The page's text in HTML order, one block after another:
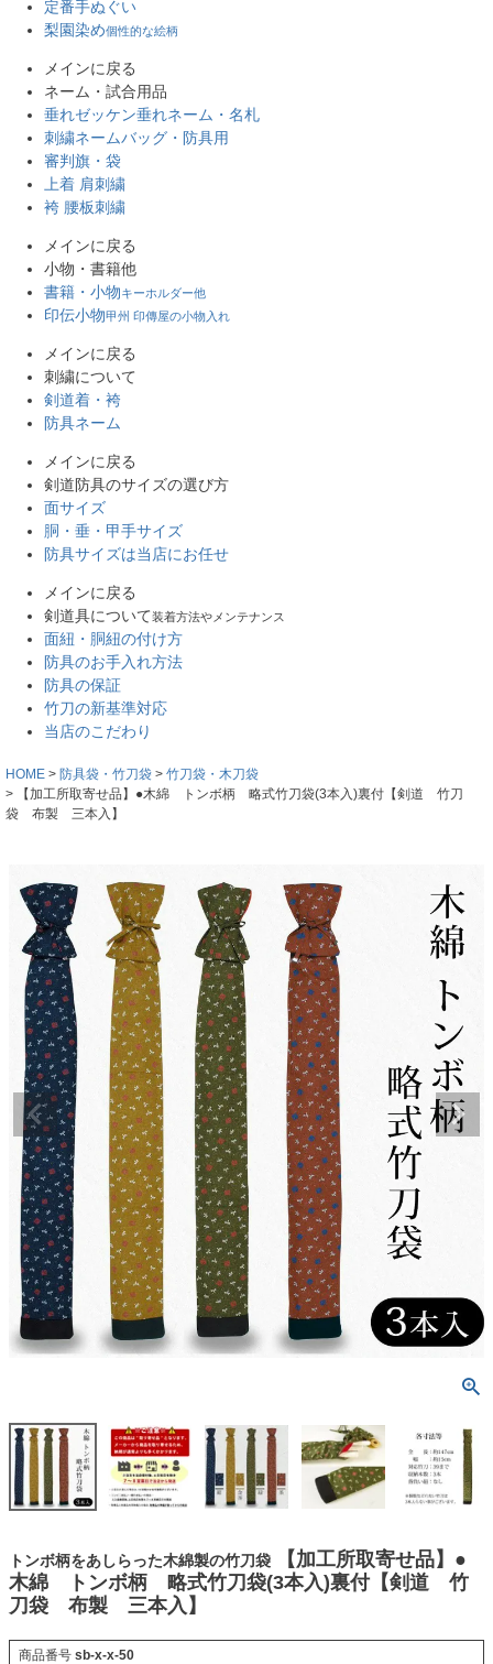
定番手ぬぐい
梨園染め個性的な絵柄
メインに戻る
ネーム・試合用品
垂れゼッケン垂れネーム・名札
刺繍ネームバッグ・防具用
審判旗・袋
上着 肩刺繍
袴 腰板刺繍
メインに戻る
小物・書籍他
書籍・小物キーホルダー他
印伝小物甲州 印傳屋の小物入れ
メインに戻る
刺繍について
剣道着・袴
防具ネーム
メインに戻る
剣道防具のサイズの選び方
面サイズ
胴・垂・甲手サイズ
防具サイズは当店にお任せ
メインに戻る
剣道具について装着方法やメンテナンス
面紐・胴紐の付け方
防具のお手入れ方法
防具の保証
竹刀の新基準対応
当店のこだわり
HOME 防具袋・竹刀袋
竹刀袋・木刀袋
【加工所取寄せ品】●木綿 トンボ柄 略式竹刀袋(3本入)裏付【剣道 竹刀
袋 布製 三本入】
トンボ柄をあしらった木綿製の竹刀袋
【加工所取寄せ品】●
木綿 トンボ柄 略式竹刀袋(3本入)裏付【剣道 竹
刀袋 布製 三本入】
商品番号 sb-x-x-50